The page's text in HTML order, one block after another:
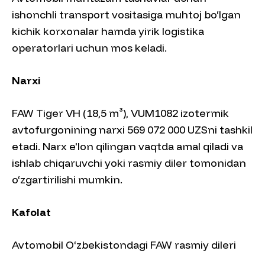
ishonchli transport vositasiga muhtoj bo‘lgan
kichik korxonalar hamda yirik logistika
operatorlari uchun mos keladi.
Narxi
FAW Tiger VH (18,5 m³), VUM1082 izotermik
avtofurgonining narxi 569 072 000 UZSni tashkil
etadi. Narx e'lon qilingan vaqtda amal qiladi va
ishlab chiqaruvchi yoki rasmiy diler tomonidan
o‘zgartirilishi mumkin.
Kafolat
Avtomobil O‘zbekistondagi FAW rasmiy dileri